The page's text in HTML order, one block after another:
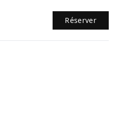
Réserver